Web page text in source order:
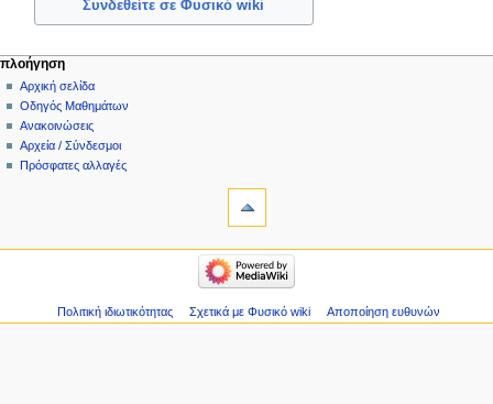
Συνδεθείτε σε Φυσικό wiki
πλοήγηση
Αρχική σελίδα
Οδηγός Μαθημάτων
Ανακοινώσεις
Αρχεία / Σύνδεσμοι
Πρόσφατες αλλαγές
Πολιτική ιδιωτικότητας Σχετικά με Φυσικό wiki Αποποίηση ευθυνών